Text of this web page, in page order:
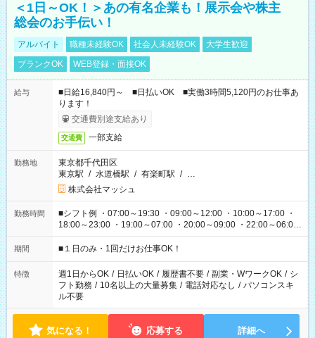
＜1日～OK！＞あの有名企業も！展示会や株主
総会のお手伝い！
アルバイト 職種未経験OK 社会人未経験OK
大学生歓迎
ブランクOK
WEB登録・面接OK
給与
■日給16,840円～ ■日払いOK ■実働3時間5,120円のお仕事あ
ります！
交通費別途支給あり
交通費 一部支給
勤務地
東京都千代田区
東京駅 / 水道橋駅 / 有楽町駅 / …
株式会社マッシュ
勤務時間
■シフト例 ・07:00～19:30 ・09:00～12:00 ・10:00～17:00 ・
18:00～23:00 ・19:00～07:00 ・20:00～09:00 ・22:00～06:00
etc ★最短で3時間で5,120円のお仕事から 15時間で2万円近く稼
げるお仕事も！ ご希望のお時間に合わせてご紹介！ ※シフトは
ください！
期間 ■１日のみ・1回だけお仕事OK！
特徴 週1日からOK / 日払いOK / 履歴書不要 / 副業・WワークOK / シ
フト勤務 / 10名以上の大量募集 / 電話対応なし / パソコンスキ
ル不要
気になる！ 応募する 詳細へ